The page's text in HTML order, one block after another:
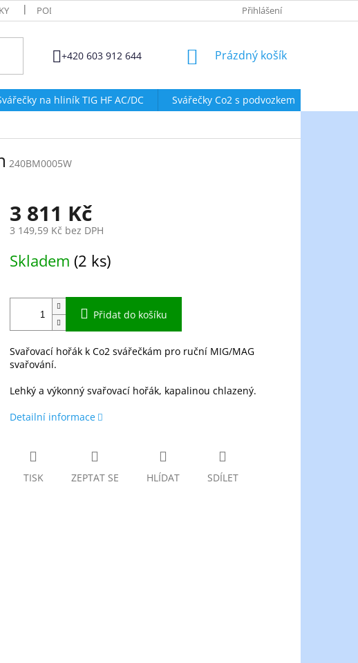
PODMÍNKY OCHRANY OSOBNÍCH ÚDAJŮ ZÁSADY POUŽÍVÁNÍ
Přihlášení
+420 603 912 644
NÁKUPNÍ
Prázdný košík
na hliník TIG HF AC/DC Svářečky Co2 s podvozkem
240BM0005W
3 811 Kč
3 149,59 Kč bez DPH
cena:
Skladem (2 ks)
Přidat do košíku
Svařovací hořák k Co2 svářečkám pro ruční MIG/MAG
svařování.
Lehký a výkonný svařovací hořák, kapalinou chlazený.
Detailní informace
TISK ZEPTAT SE HLÍDAT SDÍLET